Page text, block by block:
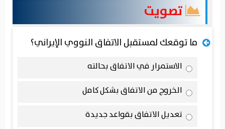
تصويت
ما توقعك لمستقبل الاتفاق النووي الإيراني؟
الاستمرار في الاتفاق بحالته
الخروج من الاتفاق بشكل كامل
تعديل الاتفاق بقواعد جديدة